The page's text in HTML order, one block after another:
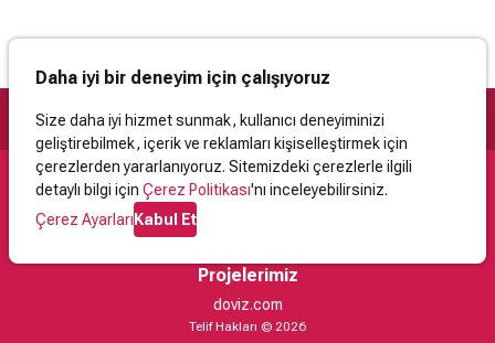
Daha iyi bir deneyim için çalışıyoruz
Size daha iyi hizmet sunmak, kullanıcı deneyiminizi
geliştirebilmek, içerik ve reklamları kişiselleştirmek için
çerezlerden yararlanıyoruz. Sitemizdeki çerezlerle ilgili
detaylı bilgi için Çerez Politikası'nı inceleyebilirsiniz.
Çerez AyarlarıKabul Et
Destek
İletişimYardımKullanıcı Sözleşmesi
Projelerimiz
doviz.com
Telif Hakları © 2026